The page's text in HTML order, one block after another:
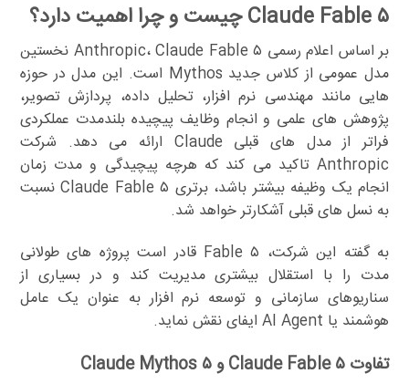
Claude Fable ۵ چیست و چرا اهمیت دارد؟
بر اساس اعلام رسمی Anthropic، Claude Fable ۵ نخستین
مدل عمومی از کلاس جدید Mythos است. این مدل در حوزه
هایی مانند مهندسی نرم افزار، تحلیل داده، پردازش تصویر،
پژوهش های علمی و انجام وظایف پیچیده بلندمدت عملکردی
فراتر از مدل های قبلی Claude ارائه می دهد. شرکت
Anthropic تاکید می کند که هرچه پیچیدگی و مدت زمان
انجام یک وظیفه بیشتر باشد، برتری Claude Fable ۵ نسبت
به نسل های قبلی آشکارتر خواهد شد.
به گفته این شرکت، Fable ۵ قادر است پروژه های طولانی
مدت را با استقلال بیشتری مدیریت کند و در بسیاری از
سناریوهای سازمانی و توسعه نرم افزار به عنوان یک عامل
هوشمند یا AI Agent ایفای نقش نماید.
تفاوت Claude Fable ۵ و Claude Mythos ۵